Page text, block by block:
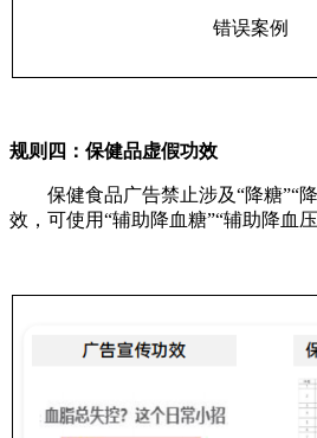
错误案例
规则四：保健品虚假功效
保健食品广告禁止涉及“降糖”“
效，可使用“辅助降血糖”“辅助降血压